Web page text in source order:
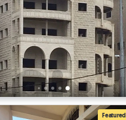
Featured